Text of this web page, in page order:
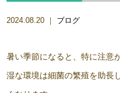
2024.08.20 ｜ ブログ
暑い季節になると、特に注意
湿な環境は細菌の繁殖を助長